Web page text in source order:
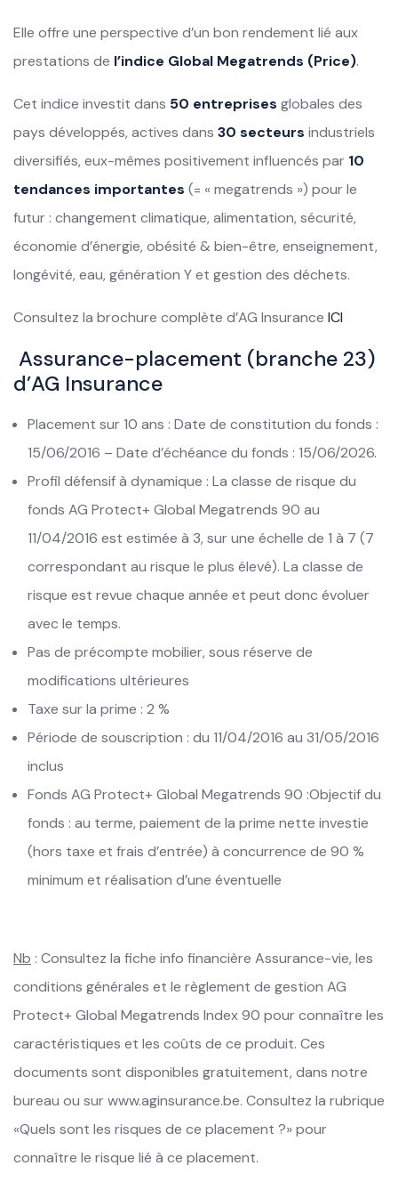
Elle offre une perspective d’un bon rendement lié aux
prestations de l’indice Global Megatrends (Price).
Cet indice investit dans 50 entreprises globales des
pays développés, actives dans 30 secteurs industriels
diversifiés, eux-mêmes positivement influencés par 10
tendances importantes (= « megatrends ») pour le
futur : changement climatique, alimentation, sécurité,
économie d’énergie, obésité & bien-être, enseignement,
longévité, eau, génération Y et gestion des déchets.
Consultez la brochure complète d’AG Insurance ICI
Assurance-placement (branche 23)
d’AG Insurance
Placement sur 10 ans : Date de constitution du fonds :
15/06/2016 – Date d’échéance du fonds : 15/06/2026.
Profil défensif à dynamique : La classe de risque du
fonds AG Protect+ Global Megatrends 90 au
11/04/2016 est estimée à 3, sur une échelle de 1 à 7 (7
correspondant au risque le plus élevé). La classe de
risque est revue chaque année et peut donc évoluer
avec le temps.
Pas de précompte mobilier, sous réserve de
modifications ultérieures
Taxe sur la prime : 2 %
Période de souscription : du 11/04/2016 au 31/05/2016
inclus
Fonds AG Protect+ Global Megatrends 90 :Objectif du
fonds : au terme, paiement de la prime nette investie
(hors taxe et frais d’entrée) à concurrence de 90 %
minimum et réalisation d’une éventuelle
Nb : Consultez la fiche info financière Assurance-vie, les
conditions générales et le règlement de gestion AG
Protect+ Global Megatrends Index 90 pour connaître les
caractéristiques et les coûts de ce produit. Ces
documents sont disponibles gratuitement, dans notre
bureau ou sur www.aginsurance.be. Consultez la rubrique
«Quels sont les risques de ce placement ?» pour
connaître le risque lié à ce placement.